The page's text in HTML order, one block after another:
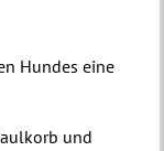
Hundes eine
und